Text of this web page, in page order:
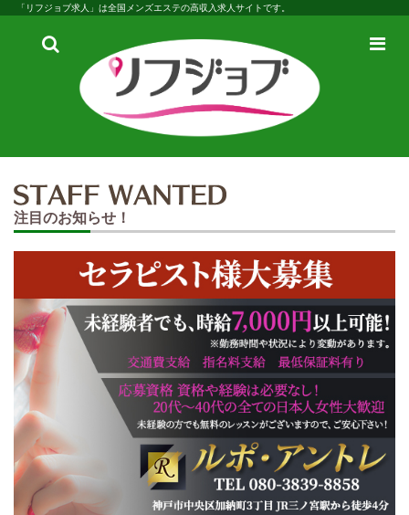
「リフジョブ求人」は全国メンズエステの高収入求人サイトです。
検
メ
注目のお知らせ！